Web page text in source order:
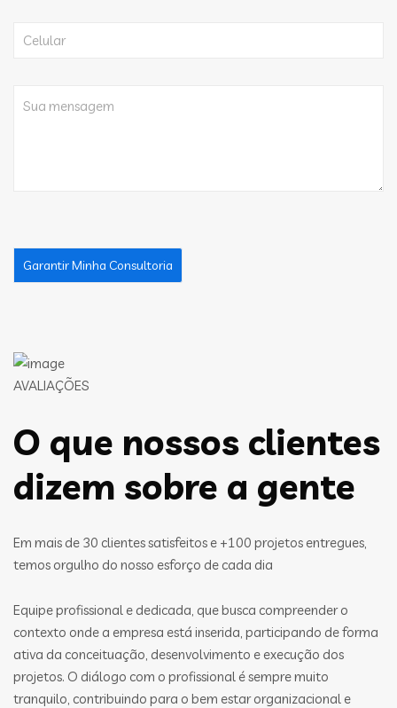
AVALIAÇÕES
O que nossos clientes
dizem sobre a gente
Em mais de 30 clientes satisfeitos e +100 projetos entregues,
temos orgulho do nosso esforço de cada dia
Equipe profissional e dedicada, que busca compreender o
contexto onde a empresa está inserida, participando de forma
ativa da conceituação, desenvolvimento e execução dos
projetos. O diálogo com o profissional é sempre muito
tranquilo, contribuindo para o bem estar organizacional e